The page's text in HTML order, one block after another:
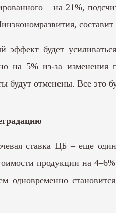
– на 21%,
составит
эффект будет
на 5% из-за
будут отменены. Все это
ставка ЦБ – еще
продукции на
одновременно